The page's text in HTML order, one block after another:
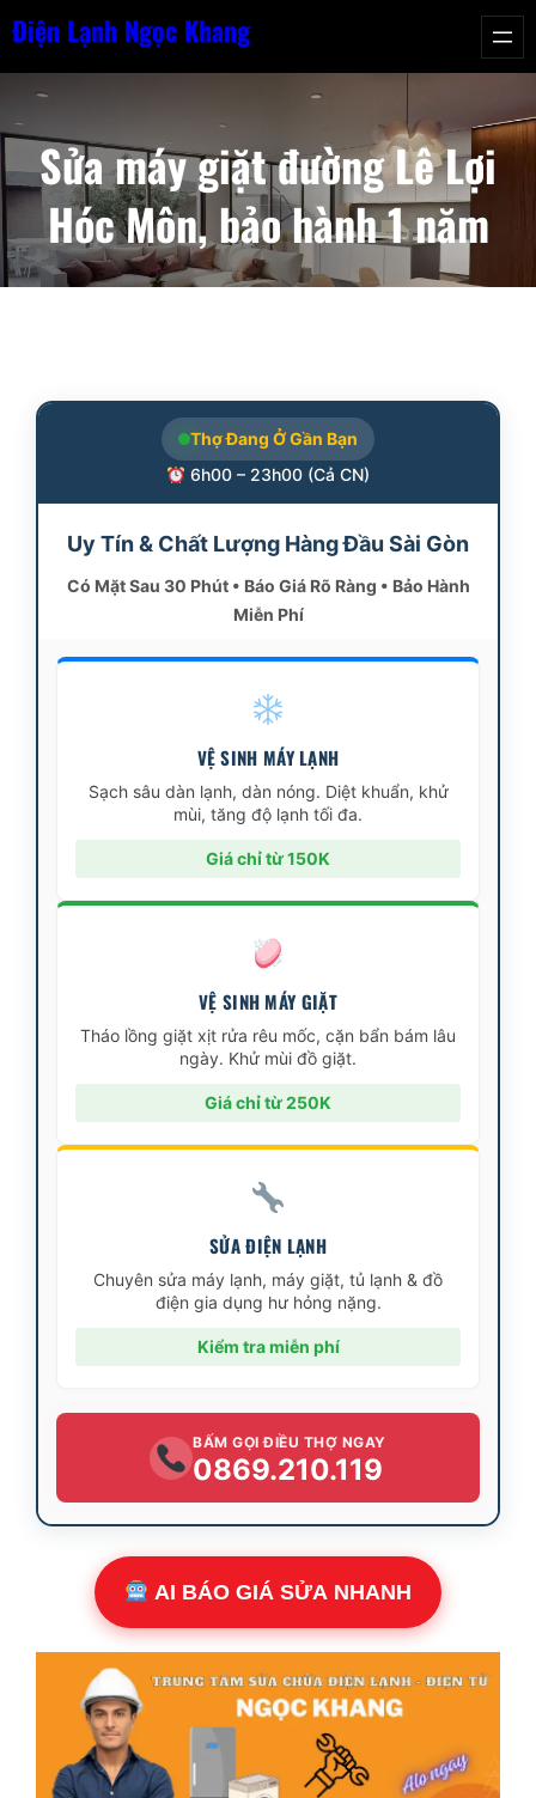
Chuyển
nội
dung
Điện Lạnh Ngọc Khang
Sửa máy giặt đường Lê Lợi
Hóc Môn, bảo hành 1 năm
Thợ Đang Ở Gần Bạn
6h00 – 23h00 (Cả CN)
Uy Tín & Chất Lượng Hàng Đầu Sài Gòn
Có Mặt Sau 30 Phút • Báo Giá Rõ Ràng • Bảo Hành
Miễn Phí
VỆ SINH MÁY LẠNH
Sạch sâu dàn lạnh, dàn nóng. Diệt khuẩn, khử
mùi, tăng độ lạnh tối đa.
Giá chỉ từ 150K
VỆ SINH MÁY GIẶT
Tháo lồng giặt xịt rửa rêu mốc, cặn bẩn bám lâu
ngày. Khử mùi đồ giặt.
Giá chỉ từ 250K
SỬA ĐIỆN LẠNH
Chuyên sửa máy lạnh, máy giặt, tủ lạnh & đồ
điện gia dụng hư hỏng nặng.
Kiểm tra miễn phí
BẤM GỌI ĐIỀU THỢ NGAY
0869.210.119
AI BÁO GIÁ SỬA NHANH